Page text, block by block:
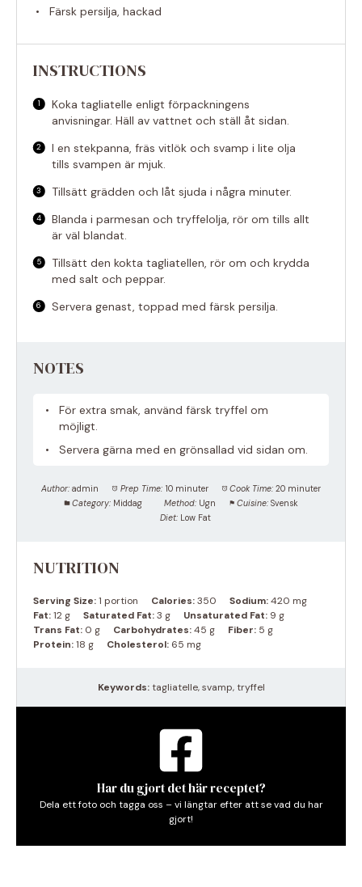
Färsk persilja, hackad
INSTRUCTIONS
Koka tagliatelle enligt förpackningens
anvisningar. Häll av vattnet och ställ åt sidan.
I en stekpanna, fräs vitlök och svamp i lite olja
tills svampen är mjuk.
Tillsätt grädden och låt sjuda i några minuter.
Blanda i parmesan och tryffelolja, rör om tills allt
är väl blandat.
Tillsätt den kokta tagliatellen, rör om och krydda
med salt och peppar.
Servera genast, toppad med färsk persilja.
NOTES
För extra smak, använd färsk tryffel om
möjligt.
Servera gärna med en grönsallad vid sidan om.
Author: admin Prep Time: 10 minuter Cook Time: 20 minuter
Category: Middag Method: Ugn Cuisine: Svensk
Diet: Low Fat
NUTRITION
Serving Size:1 portion Calories:350 Sodium:420 mg
Fat:12 g Saturated Fat:3 g Unsaturated Fat: 9 g
Trans Fat: 0 g Carbohydrates:45 g Fiber: 5 g
Protein:18 g Cholesterol: 65 mg
Keywords:tagliatelle, svamp, tryffel
Har du gjort det här receptet?
Dela ett foto och tagga oss – vi längtar efter att se vad du har
gjort!